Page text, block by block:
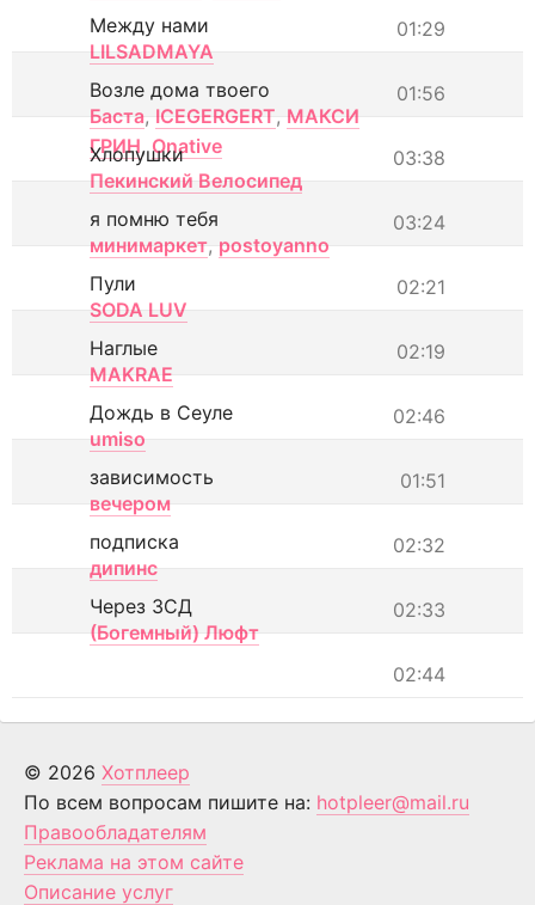
01:29
Между нами
LILSADMAYA
01:56
Возле дома твоего
Баста, ICEGERGERT, МАКСИ
ГРИН, Onative 03:38
Хлопушки
Пекинский Велосипед
03:24
я помню тебя
минимаркет, postoyanno
02:21
Пули
SODA LUV
02:19
Наглые
MAKRAE
02:46
Дождь в Сеуле
umiso
01:51
зависимость
вечером
02:32
подписка
дипинс
02:33
Через ЗСД
(Богемный) Люфт
02:44
© 2026 Хотплеер
По всем вопросам пишите на: hotpleer@mail.ru
Правообладателям
Реклама на этом сайте
Описание услуг